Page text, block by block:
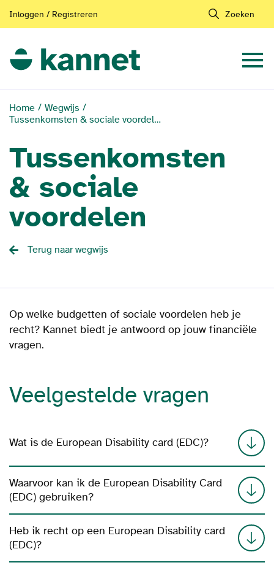
Inloggen / Registreren Zoeken
Home
Wegwijs
Tussenkomsten & sociale voordelen
Tussenkomsten
& sociale
voordelen
Terug naar wegwijs
Op welke budgetten of sociale voordelen heb je
recht? Kannet biedt je antwoord op jouw financiële
vragen.
Veelgestelde vragen
Wat is de European Disability card (EDC)?
Waarvoor kan ik de European Disability Card
(EDC) gebruiken?
Heb ik recht op een European Disability card
(EDC)?